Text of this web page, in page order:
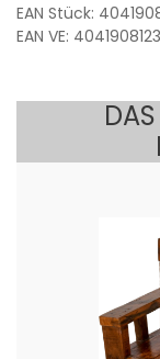
EAN Stück:
EAN VE: